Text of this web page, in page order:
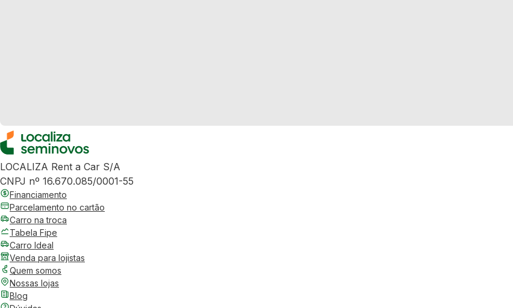
LOCALIZA Rent a Car S/A
CNPJ nº 16.670.085/0001-55
Financiamento
Parcelamento no cartão
Carro na troca
Tabela Fipe
Carro Ideal
Venda para lojistas
Quem somos
Nossas lojas
Blog